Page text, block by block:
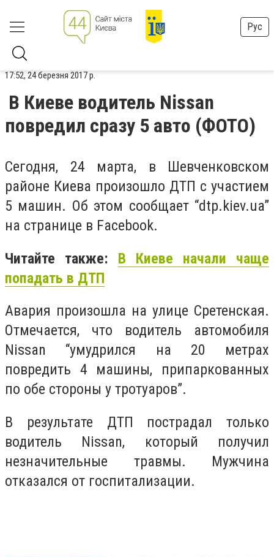
Рус
17:52, 24 березня 2017 р.
В Киеве водитель Nissan
повредил сразу 5 авто (ФОТО)
Сегодня, 24 марта, в Шевченковском
районе Киева произошло ДТП с участием
5 машин. Об этом сообщает “dtp.kiev.ua”
на странице в Facebook.
Читайте также: В Киеве начали чаще
попадать в ДТП
Авария произошла на улице Сретенская.
Отмечается, что водитель автомобиля
Nissan “умудрился на 20 метрах
повредить 4 машины, припаркованных
по обе стороны у тротуаров”.
В результате ДТП пострадал только
водитель Nissan, который получил
незначительные травмы. Мужчина
отказался от госпитализации.